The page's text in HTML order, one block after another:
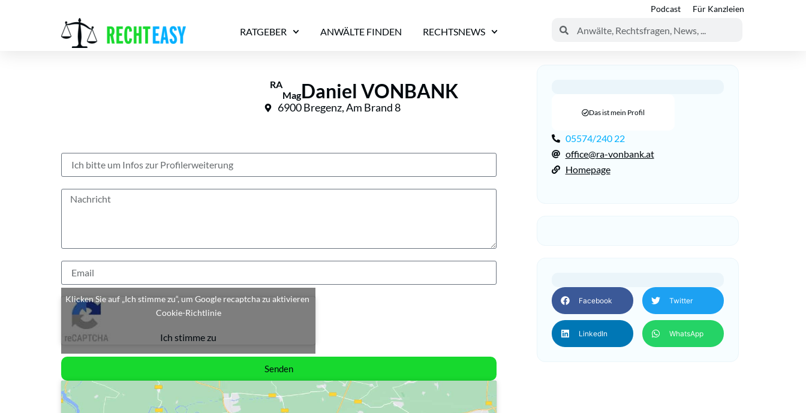
Podcast Für Kanzleien
RATGEBER ANWÄLTE FINDEN RECHTSNEWS
RA
MagDaniel VONBANK
6900 Bregenz, Am Brand 8
Klicken Sie auf „Ich stimme zu“, um Google recaptcha zu aktivieren
Cookie-Richtlinie
Ich stimme zu
Senden
Das ist mein Profil
05574/240 22
office@ra-vonbank.at
Homepage
Facebook Twitter
LinkedIn WhatsApp